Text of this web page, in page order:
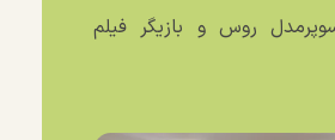
سوپرمدل روس و بازیگر فیلم